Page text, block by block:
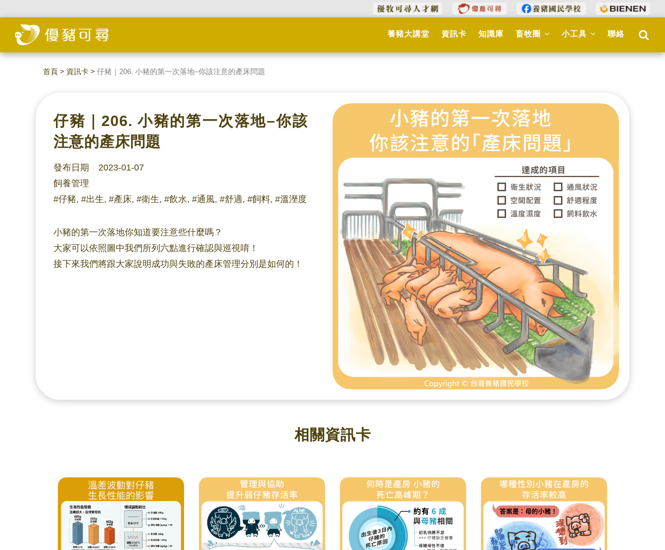
養豬大講堂 資訊卡 知識庫 畜牧圈 小工具 聯絡
首頁 > 資訊卡 > 仔豬｜206. 小豬的第一次落地–你該注意的產床問題
仔豬｜206. 小豬的第一次落地–你該
注意的產床問題
發布日期 2023-01-07
飼養管理
#仔豬, #出生, #產床, #衛生, #飲水, #通風, #舒適, #飼料, #溫溼度
小豬的第一次落地你知道要注意些什麼嗎？
大家可以依照圖中我們所列六點進行確認與巡視唷！
接下來我們將跟大家說明成功與失敗的產床管理分別是如何的！
相關資訊卡